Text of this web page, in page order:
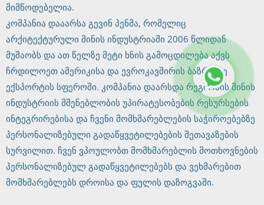
მიმწოდებელია.
კომპანია დააარსა გევინ პენმა, რომელიც
არქიტექტურული მინის ინდუსტრიაში 2006 წლიდან
მუშაობს და ათ წელზე მეტი ხნის გამოცდილება აქვს
ჩრდილოეთ ამერიკისა და ევროკავშირის ბაზრებზე
ექსპორტის სფეროში. კომპანია დაარსდა რეგიონის მინის
ინდუსტრიის მშენებლობის უპირატესობების რესურსების
ინტეგრირებისა და ჩვენი მომხმარებლების საჭიროებებზე
პერსონალიზებული გადაწყვეტილებების შეთავაზების
სურვილით. ჩვენ ვპოულობთ მომხმარებლის მოთხოვნების
პერსონალიზებულ გადაწყვეტილებებს და ვეხმარებით
მომხმარებლებს დროისა და ფულის დაზოგვაში.